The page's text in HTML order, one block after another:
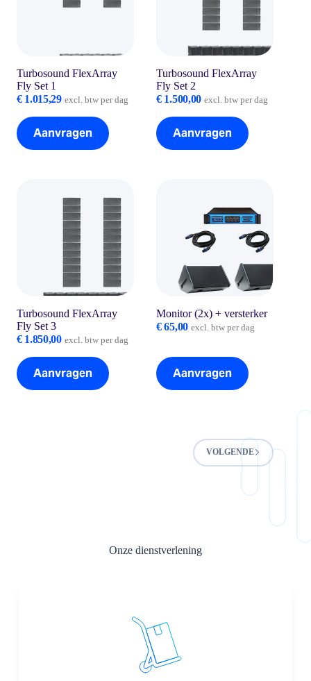
Turbosound FlexArray
Fly Set 1
€1.015,29 excl. btw per dag
Aanvragen
Turbosound FlexArray
Fly Set 2
€1.500,00 excl. btw per dag
Aanvragen
Turbosound FlexArray
Fly Set 3
€1.850,00 excl. btw per dag
Aanvragen
Monitor (2x) + versterker
€65,00 excl. btw per dag
Aanvragen
VOLGENDE
Onze dienstverlening